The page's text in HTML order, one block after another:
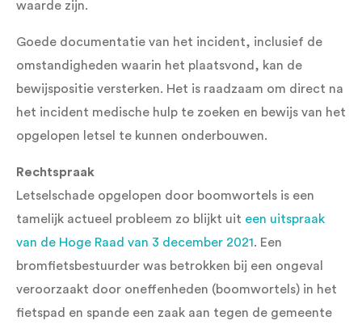
waarde zijn.
Goede documentatie van het incident, inclusief de
omstandigheden waarin het plaatsvond, kan de
bewijspositie versterken. Het is raadzaam om direct na
het incident medische hulp te zoeken en bewijs van het
opgelopen letsel te kunnen onderbouwen.
Rechtspraak
Letselschade opgelopen door boomwortels is een
tamelijk actueel probleem zo blijkt uit een uitspraak
van de Hoge Raad van 3 december 2021. Een
bromfietsbestuurder was betrokken bij een ongeval
veroorzaakt door oneffenheden (boomwortels) in het
fietspad en spande een zaak aan tegen de gemeente